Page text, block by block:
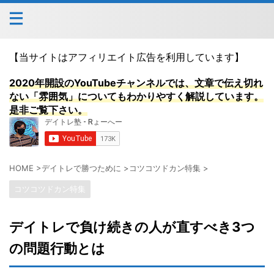
【当サイトはアフィリエイト広告を利用しています】
2020年開設のYouTubeチャンネルでは、文章で伝え切れ
ない「雰囲気」についてもわかりやすく解説しています。
是非ご覧下さい。
HOME >デイトレで勝つために >コツコツドカン特集 >
コツコツドカン特集
デイトレで負け続きの人が直すべき3つ
の問題行動とは